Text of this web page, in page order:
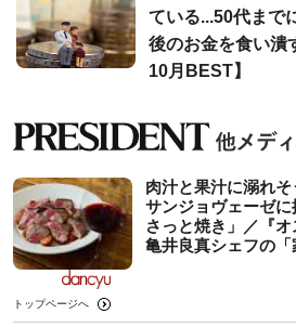
ている...50代まで
後のお金を食い潰
10月BEST】
肉汁と果汁に溺れそ
サンジョヴェーゼ
さっと焼き」／『オ
亀井良真シェフの「
トップページへ